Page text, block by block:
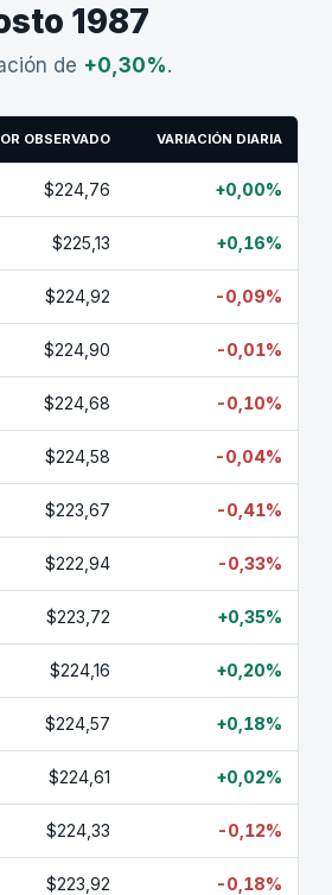
1987
de +0,30%.
OBSERVADO VARIACIÓN DIARIA
$224,76 +0,00%
$225,13 +0,16%
$224,92 -0,09%
$224,90 -0,01%
$224,68 -0,10%
$224,58 -0,04%
$223,67 -0,41%
$222,94 -0,33%
$223,72 +0,35%
$224,16 +0,20%
$224,57 +0,18%
$224,61 +0,02%
$224,33 -0,12%
$223,92 -0,18%